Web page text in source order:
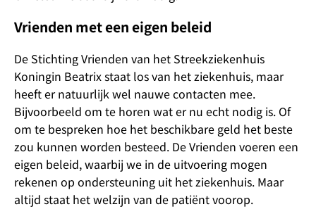
Vrienden met een eigen beleid
De Stichting Vrienden van het Streekziekenhuis
Koningin Beatrix staat los van het ziekenhuis, maar
heeft er natuurlijk wel nauwe contacten mee.
Bijvoorbeeld om te horen wat er nu echt nodig is. Of
om te bespreken hoe het beschikbare geld het beste
zou kunnen worden besteed. De Vrienden voeren een
eigen beleid, waarbij we in de uitvoering mogen
rekenen op ondersteuning uit het ziekenhuis. Maar
altijd staat het welzijn van de patiënt voorop.